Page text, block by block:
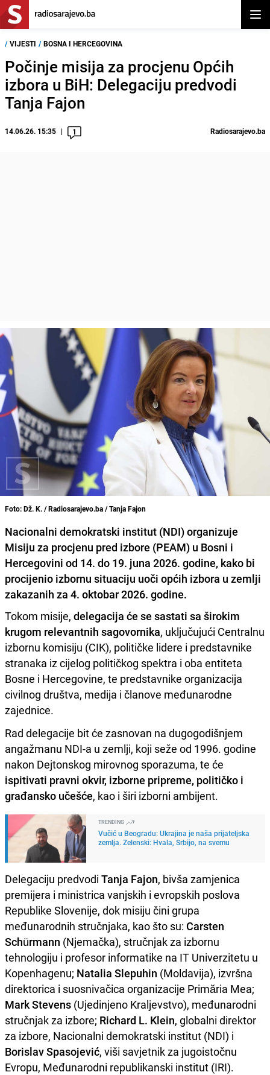
/ VIJESTI / BOSNA I HERCEGOVINA
Počinje misija za procjenu Općih
izbora u BiH: Delegaciju predvodi
Tanja Fajon
14.06.26. 15:35 1 Radiosarajevo.ba
Foto: Dž. K. / Radiosarajevo.ba / Tanja Fajon
Nacionalni demokratski institut (NDI) organizuje
Misiju za procjenu pred izbore (PEAM) u Bosni i
Hercegovini od 14. do 19. juna 2026. godine, kako bi
procijenio izbornu situaciju uoči općih izbora u zemlji
zakazanih za 4. oktobar 2026. godine.
Tokom misije, delegacija će se sastati sa širokim
krugom relevantnih sagovornika, uključujući Centralnu
izbornu komisiju (CIK), političke lidere i predstavnike
stranaka iz cijelog političkog spektra i oba entiteta
Bosne i Hercegovine, te predstavnike organizacija
civilnog društva, medija i članove međunarodne
zajednice.
Rad delegacije bit će zasnovan na dugogodišnjem
angažmanu NDI-a u zemlji, koji seže od 1996. godine
nakon Dejtonskog mirovnog sporazuma, te će
ispitivati pravni okvir, izborne pripreme, političko i
građansko učešće, kao i širi izborni ambijent.
TRENDING
Vučić u Beogradu: Ukrajina je naša prijateljska
zemlja. Zelenski: Hvala, Srbijo, na svemu
Delegaciju predvodi Tanja Fajon, bivša zamjenica
premijera i ministrica vanjskih i evropskih poslova
Republike Slovenije, dok misiju čini grupa
međunarodnih stručnjaka, kao što su: Carsten
Schürmann (Njemačka), stručnjak za izbornu
tehnologiju i profesor informatike na IT Univerzitetu u
Kopenhagenu; Natalia Slepuhin (Moldavija), izvršna
direktorica i suosnivačica organizacije Primăria Mea;
Mark Stevens (Ujedinjeno Kraljevstvo), međunarodni
stručnjak za izbore; Richard L. Klein, globalni direktor
za izbore, Nacionalni demokratski institut (NDI) i
Borislav Spasojević, viši savjetnik za jugoistočnu
Evropu, Međunarodni republikanski institut (IRI).